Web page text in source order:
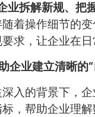
业拆解新规、把
着操作细节的
求，让企业在
企业建立清晰的
入的背景下，
，帮助企业理